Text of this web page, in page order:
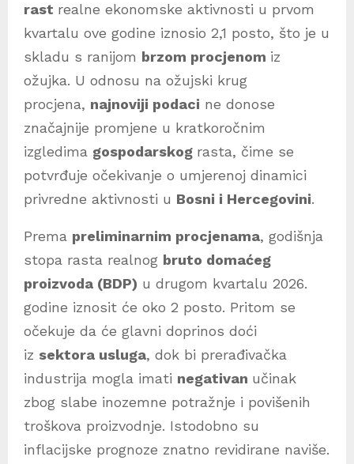
rast realne ekonomske aktivnosti u prvom
kvartalu ove godine iznosio 2,1 posto, što je u
skladu s ranijom brzom procjenom iz
ožujka. U odnosu na ožujski krug
procjena, najnoviji podaci ne donose
značajnije promjene u kratkoročnim
izgledima gospodarskog rasta, čime se
potvrđuje očekivanje o umjerenoj dinamici
privredne aktivnosti u Bosni i Hercegovini.
Prema preliminarnim procjenama, godišnja
stopa rasta realnog bruto domaćeg
proizvoda (BDP) u drugom kvartalu 2026.
godine iznosit će oko 2 posto. Pritom se
očekuje da će glavni doprinos doći
iz sektora usluga, dok bi prerađivačka
industrija mogla imati negativan učinak
zbog slabe inozemne potražnje i povišenih
troškova proizvodnje. Istodobno su
inflacijske prognoze znatno revidirane naviše.